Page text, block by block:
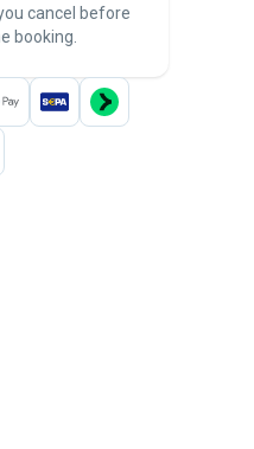
.
cancel before
booking.